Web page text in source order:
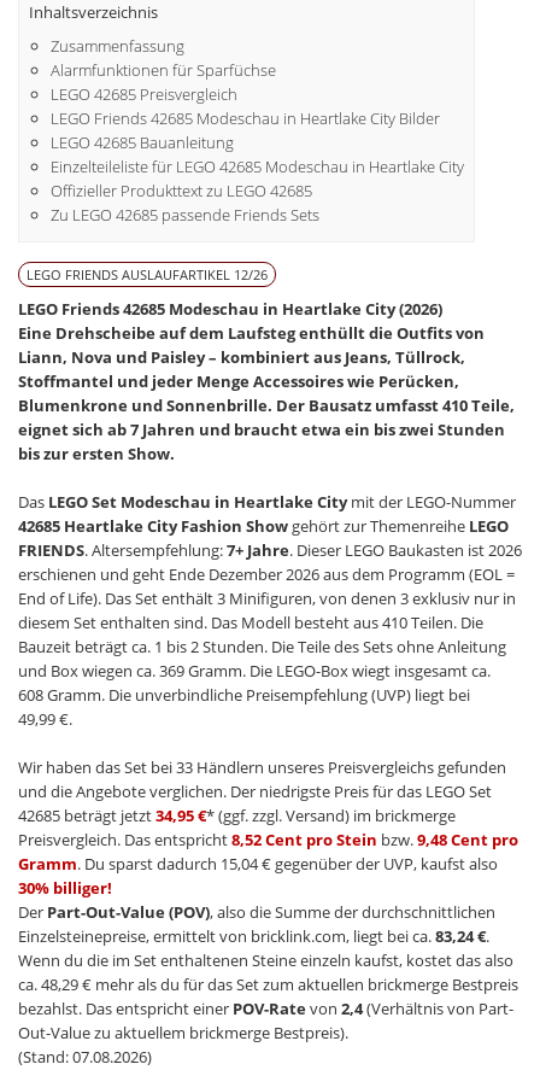
Inhaltsverzeichnis
Zusammenfassung
Alarmfunktionen für Sparfüchse
LEGO 42685 Preisvergleich
LEGO Friends 42685 Modeschau in Heartlake City Bilder
LEGO 42685 Bauanleitung
Einzelteileliste für LEGO 42685 Modeschau in Heartlake City
Offizieller Produkttext zu LEGO 42685
Zu LEGO 42685 passende Friends Sets
LEGO FRIENDS AUSLAUFARTIKEL 12/26
LEGO Friends 42685 Modeschau in Heartlake City (2026)
Eine Drehscheibe auf dem Laufsteg enthüllt die Outfits von
Liann, Nova und Paisley – kombiniert aus Jeans, Tüllrock,
Stoffmantel und jeder Menge Accessoires wie Perücken,
Blumenkrone und Sonnenbrille. Der Bausatz umfasst 410 Teile,
eignet sich ab 7 Jahren und braucht etwa ein bis zwei Stunden
bis zur ersten Show.
Das LEGO Set Modeschau in Heartlake Citymit der LEGO-Nummer
42685 Heartlake City Fashion Showgehört zur Themenreihe LEGO
FRIENDS. Altersempfehlung:7+ Jahre. Dieser LEGO Baukasten ist 2026
erschienen und geht Ende Dezember 2026 aus dem Programm (EOL =
End of Life). Das Set enthält 3 Minifiguren, von denen 3 exklusiv nur in
diesem Set enthalten sind. Das Modell besteht aus 410 Teilen. Die
Bauzeit beträgt ca. 1 bis 2 Stunden. Die Teile des Sets ohne Anleitung
und Box wiegen ca. 369 Gramm. Die LEGO-Box wiegt insgesamt ca.
608 Gramm. Die unverbindliche Preisempfehlung (UVP) liegt bei
49,99 €.
Wir haben das Set bei 33 Händlern unseres Preisvergleichs gefunden
und die Angebote verglichen. Der niedrigste Preis für das LEGO Set
42685 beträgt jetzt34,95 €* (ggf. zzgl. Versand) im brickmerge
Preisvergleich. Das entspricht8,52 Cent pro Stein bzw.9,48 Cent pro
Gramm. Du sparst dadurch 15,04 € gegenüber der UVP, kaufst also
30% billiger!
Der Part-Out-Value (POV), also die Summe der durchschnittlichen
Einzelsteinepreise, ermittelt von bricklink.com, liegt bei ca.83,24 €.
Wenn du die im Set enthaltenen Steine einzeln kaufst, kostet das also
ca. 48,29 € mehr als du für das Set zum aktuellen brickmerge Bestpreis
bezahlst. Das entspricht einer POV-Ratevon 2,4(Verhältnis von Part-
Out-Value zu aktuellem brickmerge Bestpreis).
(Stand: 07.08.2026)